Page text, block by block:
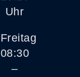
Uhr
Freitag
08:30
–